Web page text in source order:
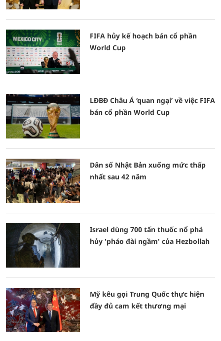
FIFA hủy kế hoạch bán cổ phần
World Cup
LĐBĐ Châu Á ‘quan ngại’ về việc FIFA
bán cổ phần World Cup
Dân số Nhật Bản xuống mức thấp
nhất sau 42 năm
Israel dùng 700 tấn thuốc nổ phá
hủy 'pháo đài ngầm' của Hezbollah
Mỹ kêu gọi Trung Quốc thực hiện
đầy đủ cam kết thương mại